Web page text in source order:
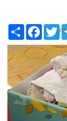
Ресурс